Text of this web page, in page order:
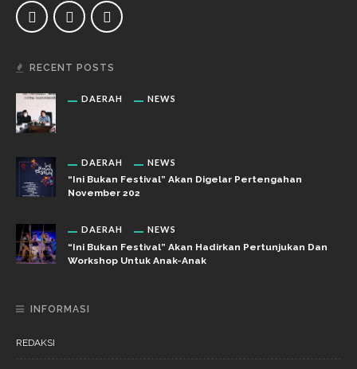
RECENT POSTS
DAERAH NEWS
DAERAH NEWS
“Ini Bukan Festival” Akan Digelar Pertengahan
November 202
DAERAH NEWS
“Ini Bukan Festival” Akan Hadirkan Pertunjukan Dan
Workshop Untuk Anak-Anak
INFORMASI
REDAKSI